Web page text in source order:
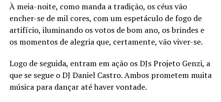
À meia-noite, como manda a tradição, os céus vão
encher-se de mil cores, com um espetáculo de fogo de
artifício, iluminando os votos de bom ano, os brindes e
os momentos de alegria que, certamente, vão viver-se.
Logo de seguida, entram em ação os DJs Projeto Genzi, a
que se segue o DJ Daniel Castro. Ambos prometem muita
música para dançar até haver vontade.